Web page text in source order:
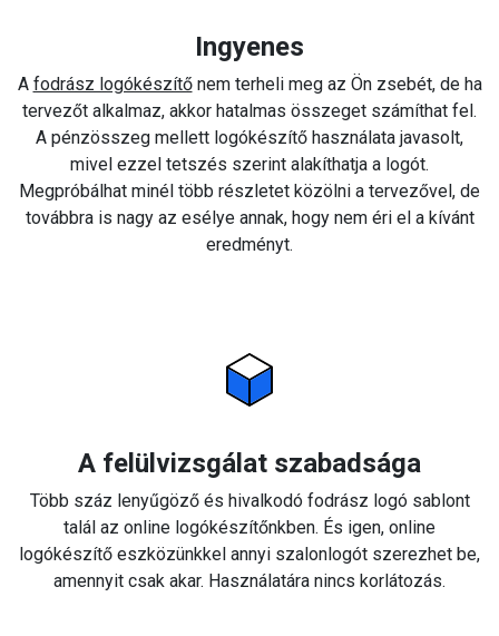
Ingyenes
A fodrász logókészítőnem terheli meg az Ön zsebét, de ha
tervezőt alkalmaz, akkor hatalmas összeget számíthat fel.
A pénzösszeg mellett logókészítő használata javasolt,
mivel ezzel tetszés szerint alakíthatja a logót.
Megpróbálhat minél több részletet közölni a tervezővel, de
továbbra is nagy az esélye annak, hogy nem éri el a kívánt
eredményt.
A felülvizsgálat szabadsága
Több száz lenyűgöző és hivalkodó fodrász logó sablont
talál az online logókészítőnkben. És igen, online
logókészítő eszközünkkel annyi szalonlogót szerezhet be,
amennyit csak akar. Használatára nincs korlátozás.